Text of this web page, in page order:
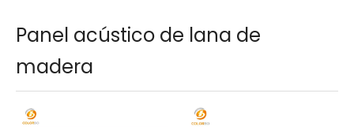
Panel acústico de lana de
madera